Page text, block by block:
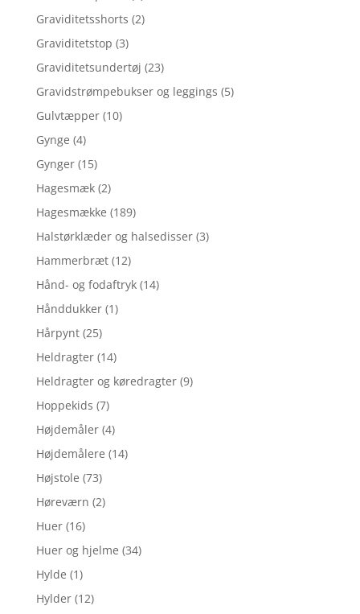
Graviditetsshorts (2)
Graviditetstop (3)
Graviditetsundertøj (23)
Gravidstrømpebukser og leggings (5)
Gulvtæpper (10)
Gynge (4)
Gynger (15)
Hagesmæk (2)
Hagesmække (189)
Halstørklæder og halsedisser (3)
Hammerbræt (12)
Hånd- og fodaftryk (14)
Hånddukker (1)
Hårpynt (25)
Heldragter (14)
Heldragter og køredragter (9)
Hoppekids (7)
Højdemåler (4)
Højdemålere (14)
Højstole (73)
Høreværn (2)
Huer (16)
Huer og hjelme (34)
Hylde (1)
Hylder (12)